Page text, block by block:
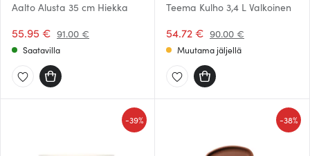
Aalto Alusta 35 cm Hiekka
55.95 € 91.00 €
Saatavilla
Teema Kulho 3,4 L Valkoinen
54.72 € 90.00 €
Muutama jäljellä
-39% -38%